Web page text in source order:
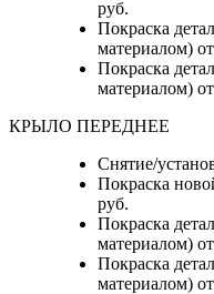
руб.
Покраска
материалом)
Покраска
материалом)
КРЫЛО ПЕРЕДНЕЕ
Снятие/
Покраска
руб.
Покраска
материалом)
Покраска
материалом)